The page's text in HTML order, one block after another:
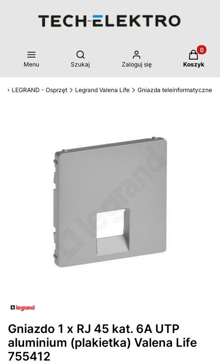
Menu
Otwórz wyszukiwarkę
Szukaj Zaloguj się Koszyk
LEGRAND - Osprzęt Legrand Valena Life Gniazda teleinformatyczne
Gniazdo 1 x RJ 45 kat. 6A UTP
aluminium (plakietka) Valena Life
755412